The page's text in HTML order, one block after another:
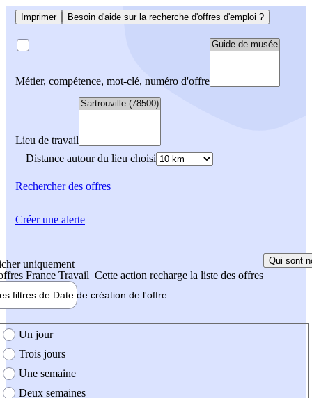
Imprimer Besoin d'aide sur la recherche d'offres d'emploi ?
Métier, compétence, mot-clé, numéro d'offre
Lieu de travail
Distance autour du lieu choisi
Rechercherdes offres
uniquement
France Travail Cette action recharge la liste des offres
Qui sont
filtres de Date de création de l'offre
création de l'offre
Un jour
Trois jours
Une semaine
Deux semaines
Créer une alerte